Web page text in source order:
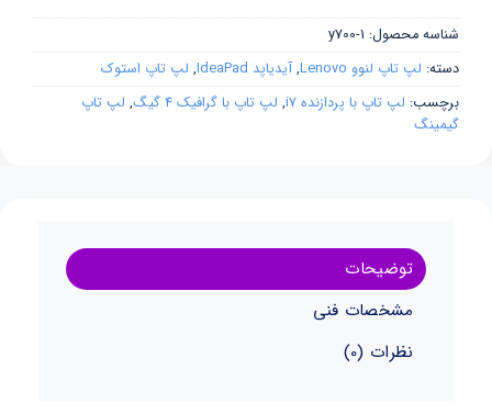
شناسه محصول: y700-1
دسته: لپ تاپ لنوو Lenovo , آیدیاپد IdeaPad , لپ تاپ استوک
برچسب: لپ تاپ با پردازنده i7 , لپ تاپ با گرافیک 4 گیگ , لپ تاپ
گیمینگ
توضیحات
مشخصات فنی
نظرات (0)